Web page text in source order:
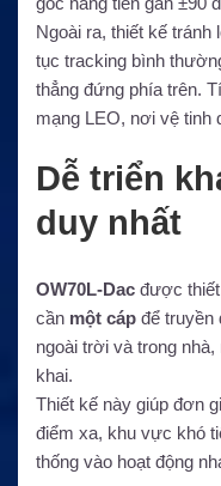
Ngoài ra, thiết kế tránh
tục tracking bình
thẳng đứng phía trên.
mạng LEO, nơi vệ tinh
Dễ triển
duy nhất
OW70L-Dac được thiết
cần một cáp để truyền
ngoài trời và trong
khai.
Thiết kế này giúp đơn
điểm xa, khu vực khó
thống vào hoạt động